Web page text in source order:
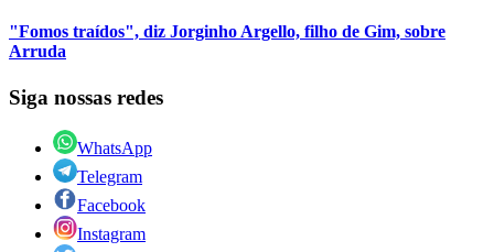
"Fomos traídos", diz Jorginho Argello, filho de Gim, sobre
Arruda
Siga nossas redes
WhatsApp
Telegram
Facebook
Instagram